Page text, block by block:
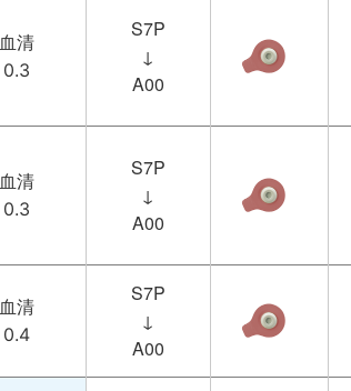
血清
0.3
S7P
↓
A00
血清
0.3
S7P
↓
A00
血清
0.4
S7P
↓
A00